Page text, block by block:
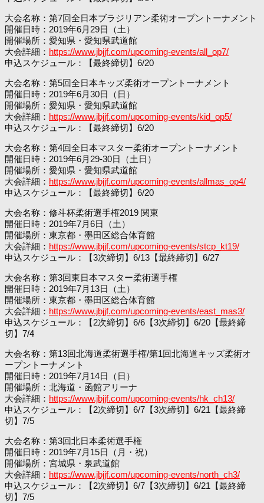
大会名称：第7回全日本ブラジリアン柔術オープントーナメント
開催日時：2019年6月29日（土）
開催場所：愛知県・愛知県武道館
大会詳細： https://www.jbjjf.com/upcoming-events/all_op7/
申込スケジュール：【最終締切】6/20
大会名称：第5回全日本キッズ柔術オープントーナメント
開催日時：2019年6月30日（日）
開催場所：愛知県・愛知県武道館
大会詳細： https://www.jbjjf.com/upcoming-events/kid_op5/
申込スケジュール：【最終締切】6/20
大会名称：第4回全日本マスター柔術オープントーナメント
開催日時：2019年6月29-30日（土日）
開催場所：愛知県・愛知県武道館
大会詳細： https://www.jbjjf.com/upcoming-events/allmas_op4/
申込スケジュール：【最終締切】6/20
大会名称：修斗杯柔術選手権2019 関東
開催日時：2019年7月6日（土）
開催場所：東京都・墨田区総合体育館
大会詳細： https://www.jbjjf.com/upcoming-events/stcp_kt19/
申込スケジュール：【3次締切】6/13【最終締切】6/27
大会名称：第3回東日本マスター柔術選手権
開催日時：2019年7月13日（土）
開催場所：東京都・墨田区総合体育館
大会詳細： https://www.jbjjf.com/upcoming-events/east_mas3/
申込スケジュール：【2次締切】6/6【3次締切】6/20【最終締
切】7/4
大会名称：第13回北海道柔術選手権/第1回北海道キッズ柔術オ
ープントーナメント
開催日時：2019年7月14日（日）
開催場所：北海道・函館アリーナ
大会詳細： https://www.jbjjf.com/upcoming-events/hk_ch13/
申込スケジュール：【2次締切】6/7【3次締切】6/21【最終締
切】7/5
大会名称：第3回北日本柔術選手権
開催日時：2019年7月15日（月・祝）
開催場所：宮城県・泉武道館
大会詳細： https://www.jbjjf.com/upcoming-events/north_ch3/
申込スケジュール：【2次締切】6/7【3次締切】6/21【最終締
切】7/5